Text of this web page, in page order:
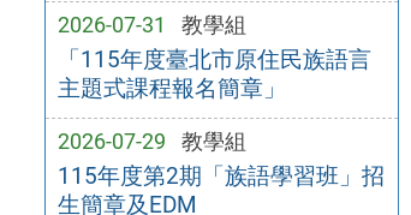
2026-07-31 教學組
「115年度臺北市原住民族語言
主題式課程報名簡章」
2026-07-29 教學組
115年度第2期「族語學習班」招
生簡章及EDM